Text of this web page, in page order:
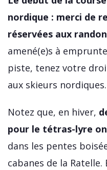
nordique : merci de
réservées aux
amené(e)s à
piste, tenez votre
aux skieurs nordiques.
Notez que, en hiver,
pour le tétras-lyre
dans les pentes
cabanes de la Ratelle.